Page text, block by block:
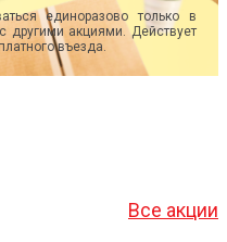
единоразово только в
другими акциями. Действует
въезда.
Все акции